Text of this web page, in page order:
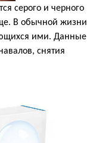
серого и черного
В обычной жизни
ими. Данные
снятия